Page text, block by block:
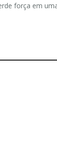
força em